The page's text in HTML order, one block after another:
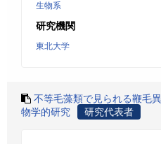
生物系
研究機関
東北大学
不等毛藻類で見られる鞭毛
物学的研究
研究代表者